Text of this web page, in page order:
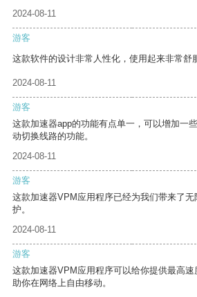
2024-08-11
游客
这款软件的设计非常人性化，使用起来非常舒
2024-08-11
游客
这款加速器app的功能有点单一，可以增加一
动切换线路的功能。
2024-08-11
游客
这款加速器VPM应用程序已经为我们带来了
护。
2024-08-11
游客
这款加速器VPM应用程序可以给你提供最高
助你在网络上自由移动。